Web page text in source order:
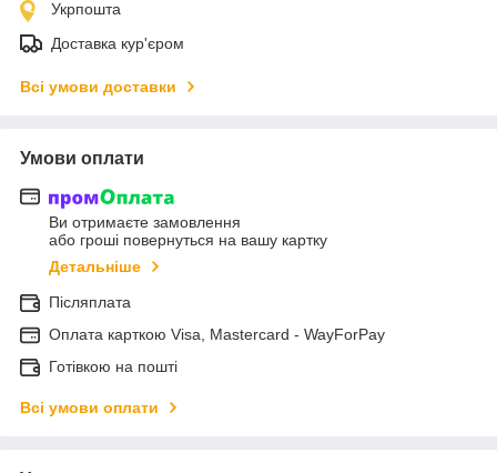
Укрпошта
Доставка кур'єром
Всі умови доставки
Умови оплати
Ви отримаєте замовлення
або гроші повернуться на вашу картку
Детальніше
Післяплата
Оплата карткою Visa, Mastercard - WayForPay
Готівкою на пошті
Всі умови оплати